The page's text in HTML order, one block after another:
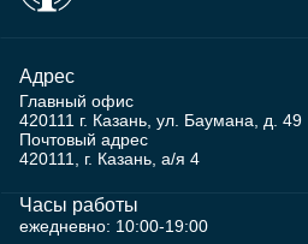
Адрес
Главный офис
420111 г. Казань, ул. Баумана, д. 49
Почтовый адрес
420111, г. Казань, а/я 4
Часы работы
ежедневно: 10:00-19:00